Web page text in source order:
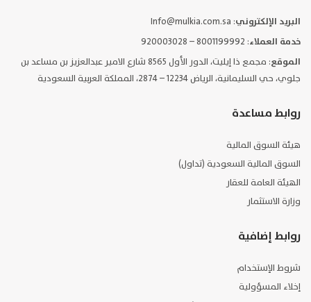
البريد الإلكتروني: Info@mulkia.com.sa
خدمة العملاء: 8001199992 – 920003028
الموقع
: مجمع ذا إيليت، الدور الأول 8565 شارع الامير عبدالعزيز بن مساعد بن
جلوي، حي السليمانية، الرياض 12234 – 2874، المملكة العربية السعودية
روابط مساعدة
هيئة السوق المالية
السوق المالية السعودية (تداول)
الهيئة العامة للعقار
وزارة الاستثمار
روابط إضافية
شروط الإستخدام
إخلاء المسؤولية